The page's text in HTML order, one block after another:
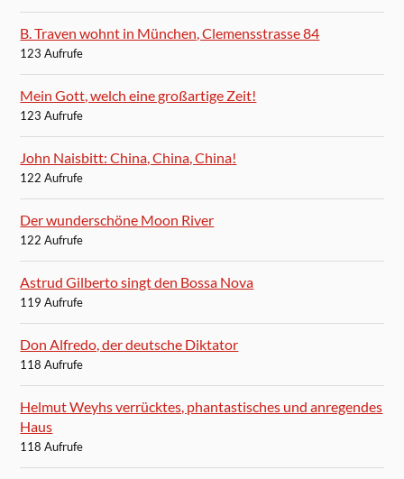
B. Traven wohnt in München, Clemensstrasse 84
123 Aufrufe
Mein Gott, welch eine großartige Zeit!
123 Aufrufe
John Naisbitt: China, China, China!
122 Aufrufe
Der wunderschöne Moon River
122 Aufrufe
Astrud Gilberto singt den Bossa Nova
119 Aufrufe
Don Alfredo, der deutsche Diktator
118 Aufrufe
Helmut Weyhs verrücktes, phantastisches und anregendes
Haus
118 Aufrufe